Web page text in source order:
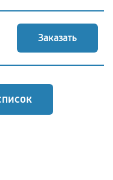
Заказать